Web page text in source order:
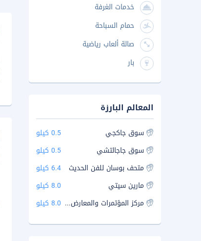
خدمات الغرفة
حمام السباحة
صالة ألعاب رياضية
بار
المعالم البارزة
سوق جاكجي
0.5 كيلو
سوق جاجالتشي
0.5 كيلو
متحف بوسان للفن الحديث
6.4 كيلو
مارين سيتي
8.0 كيلو
مركز المؤتمرات والمعارض في بوسان 8.0 كيلو